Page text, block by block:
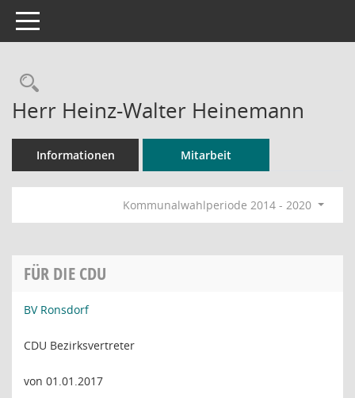
Toggle navigation
Rechercheauswahl
Herr Heinz-Walter Heinemann
Informationen Mitarbeit
Kommunalwahlperiode 2014 - 2020
FÜR DIE CDU
BV Ronsdorf
CDU Bezirksvertreter
von 01.01.2017